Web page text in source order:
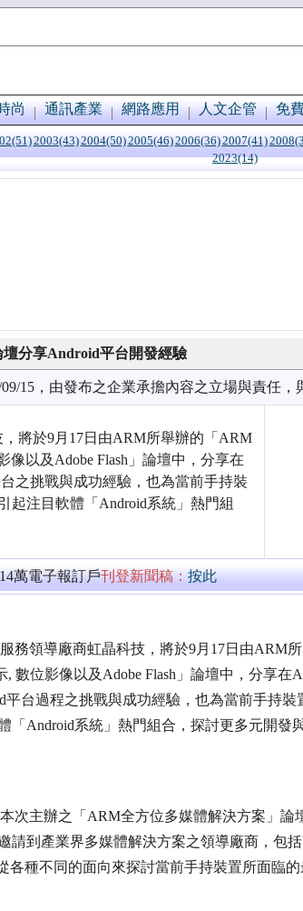
尚 通訊產業 網路應用 人文企管 免
2003(43)2004(50)2005(46)2006(36)2007(41)
2023(14)
分享Android平台開發經驗
15，由發布之企業承擔內容之立場與責任，
將於9月17日由ARM所舉辦的「ARM
以及Adobe Flash」論壇中，分享在
之挑戰與成功經驗，也為當前手持裝
起注目軟體「Android系統」熱門組
萬電子報訂戶刊登新聞稿：按此
務領導廠商虹晶科技，將於9月17日由ARM
數位影像以及Adobe Flash」論壇中，分享在
平台過程之挑戰與成功經驗，也為當前手持裝
「Android系統」熱門組合，探討更多元開發
次主辦之「ARM全方位多媒體解決方案」論
到產業界多媒體解決方案之領導廠商，包括
各種不同的面向來探討當前手持裝置所面臨